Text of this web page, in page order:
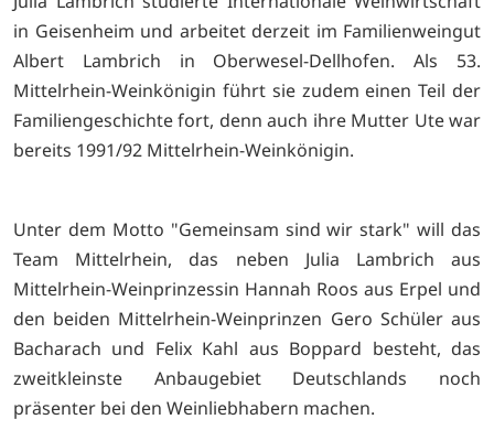
in Geisenheim und arbeitet derzeit im Familienweingut
Albert Lambrich in Oberwesel-Dellhofen. Als 53.
Mittelrhein-Weinkönigin führt sie zudem einen Teil der
Familiengeschichte fort, denn auch ihre Mutter Ute war
bereits 1991/92 Mittelrhein-Weinkönigin.
Unter dem Motto "Gemeinsam sind wir stark" will das
Team Mittelrhein, das neben Julia Lambrich aus
Mittelrhein-Weinprinzessin Hannah Roos aus Erpel und
den beiden Mittelrhein-Weinprinzen Gero Schüler aus
Bacharach und Felix Kahl aus Boppard besteht, das
zweitkleinste Anbaugebiet Deutschlands noch
präsenter bei den Weinliebhabern machen.